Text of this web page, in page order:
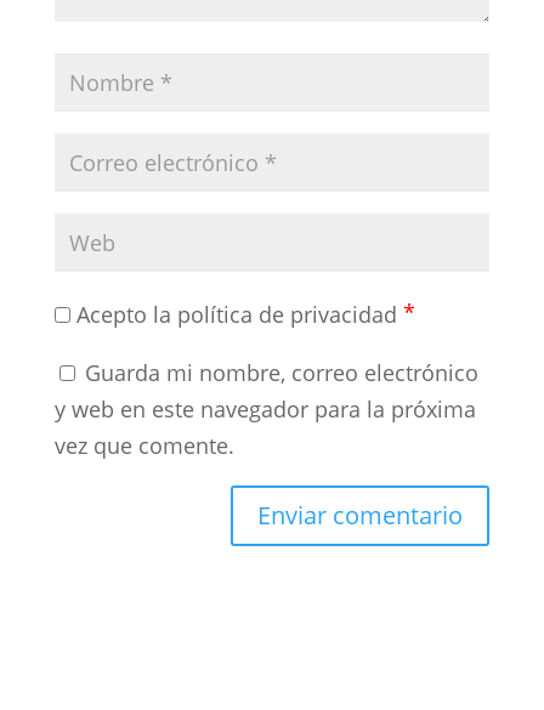
Acepto la política de privacidad *
Guarda mi nombre, correo electrónico
y web en este navegador para la próxima
vez que comente.